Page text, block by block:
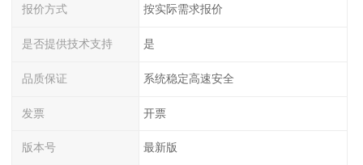
报价方式 按实际需求报价
是否提供技术支持 是
品质保证 系统稳定高速安全
发票 开票
版本号 最新版